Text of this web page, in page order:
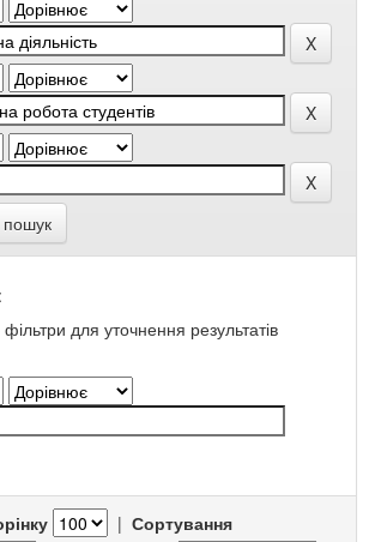
для уточнення результатів
| Сортування